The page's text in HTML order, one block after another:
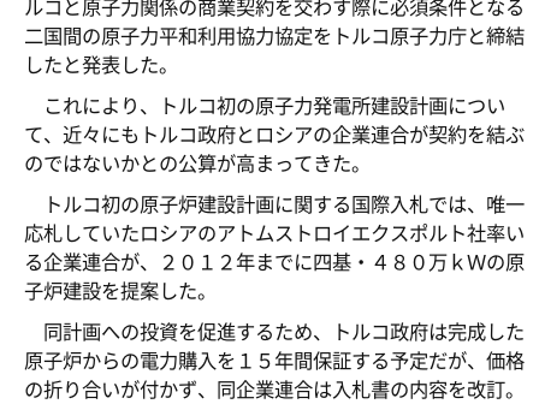
ルコと原子力関係の商業契約を交わす際に必須条件となる
二国間の原子力平和利用協力協定をトルコ原子力庁と締結
したと発表した。
これにより、トルコ初の原子力発電所建設計画につい
て、近々にもトルコ政府とロシアの企業連合が契約を結ぶ
のではないかとの公算が高まってきた。
トルコ初の原子炉建設計画に関する国際入札では、唯一
応札していたロシアのアトムストロイエクスポルト社率い
る企業連合が、２０１２年までに四基・４８０万ｋＷの原
子炉建設を提案した。
同計画への投資を促進するため、トルコ政府は完成した
原子炉からの電力購入を１５年間保証する予定だが、価格
の折り合いが付かず、同企業連合は入札書の内容を改訂。